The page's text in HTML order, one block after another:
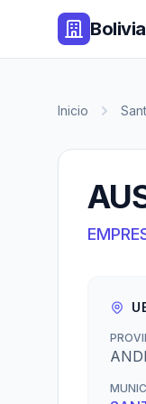
Bolivia
Inicio